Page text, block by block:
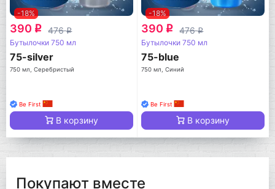
-18%
390 q 476q
Бутылочки 750 мл
75-silver
750 мл, Серебристый
Be First
В корзину
-18%
390 q 476q
Бутылочки 750 мл
75-blue
750 мл, Синий
Be First
В корзину
Покупают вместе